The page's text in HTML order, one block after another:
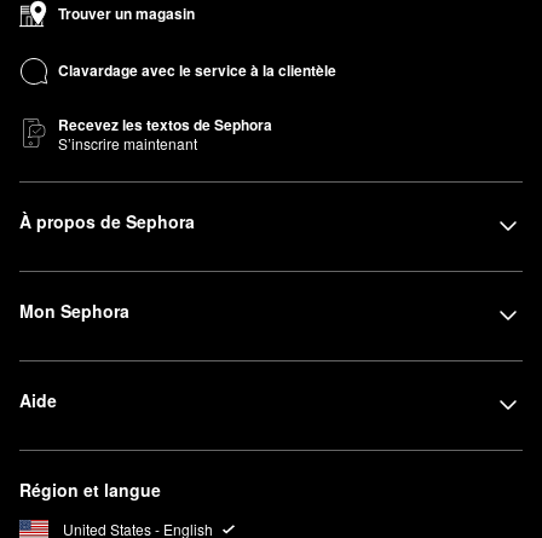
Trouver un magasin
Clavardage avec le service à la clientèle
Recevez les textos de Sephora
S’inscrire maintenant
À propos de Sephora
Mon Sephora
Aide
Région et langue
United States - English